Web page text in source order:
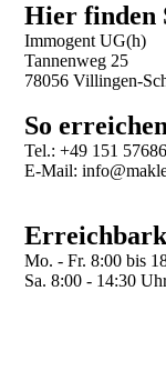
Hier finden
Immogent UG(h)
Tannenweg 25
78056 Villingen-
So
Tel.: +49 151
E-Mail:
Mo. - Fr. 8:00 bis
Sa. 8:00 - 14:30